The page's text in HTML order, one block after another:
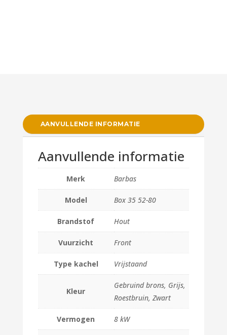
AANVULLENDE INFORMATIE
Aanvullende informatie
Merk Barbas
Model Box 35 52-80
Brandstof Hout
Vuurzicht Front
Type kachel Vrijstaand
Kleur
Gebruind brons, Grijs,
Roestbruin, Zwart
Vermogen 8 kW